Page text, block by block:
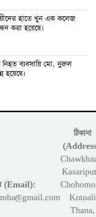
হাতে খুন এক কলেজ
করা হয়েছে।
নিহত ব্যবসায়ি মো. নুরুল
হয়েছে।
(Email):
ঠিকানা
Kotoali
Thana,